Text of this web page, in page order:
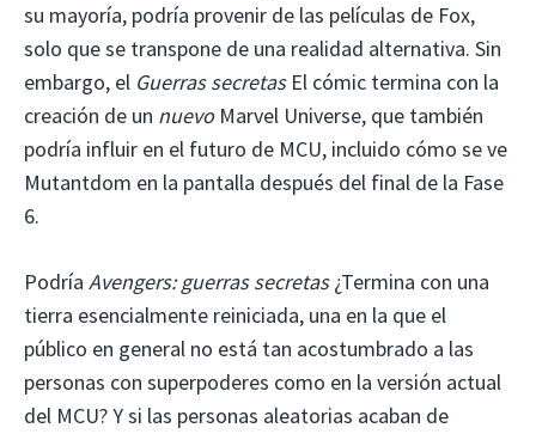
su mayoría, podría provenir de las películas de Fox,
solo que se transpone de una realidad alternativa. Sin
embargo, el Guerras secretasEl cómic termina con la
creación de un nuevoMarvel Universe, que también
podría influir en el futuro de MCU, incluido cómo se ve
Mutantdom en la pantalla después del final de la Fase
6.
Podría Avengers: guerras secretas¿Termina con una
tierra esencialmente reiniciada, una en la que el
público en general no está tan acostumbrado a las
personas con superpoderes como en la versión actual
del MCU? Y si las personas aleatorias acaban de